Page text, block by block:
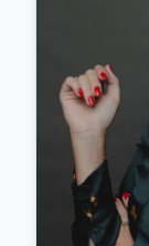
das
no
proteção
busca pelos
pela
Augusto
judicial.